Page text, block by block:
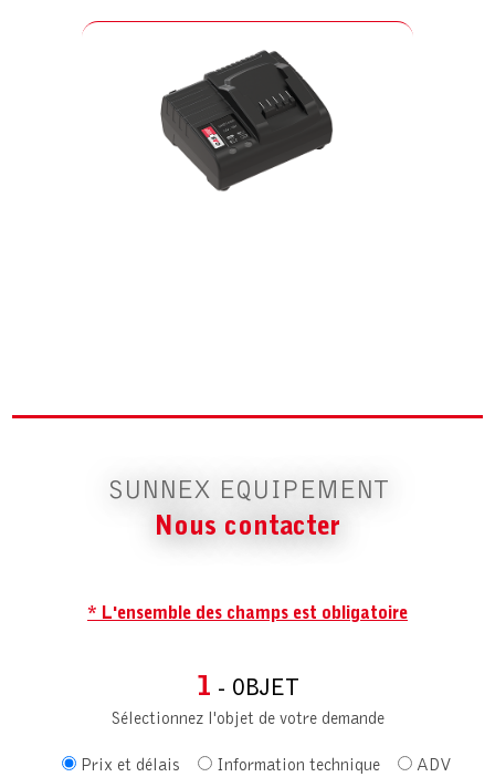
SUNNEX EQUIPEMENT
Nous contacter
* L'ensemble des champs est obligatoire
1 - OBJET
Sélectionnez l'objet de votre demande
Prix et délais Information technique
ADV